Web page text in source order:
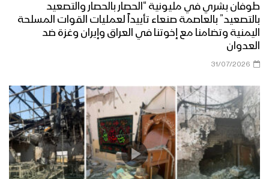
طوفان بشري في مليونية “الحصار بالحصار والتصعيد
بالتصعيد” بالعاصمة صنعاء تأييداً لعمليات القوات المسلحة
اليمنية وتضامنا مع إخوتنا في العراق وإيران وغزة ضد
العدوان
31/07/2026